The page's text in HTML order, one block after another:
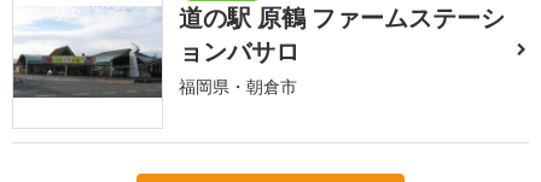
道の駅 原鶴 ファームステーシ
ョンバサロ
福岡県・朝倉市